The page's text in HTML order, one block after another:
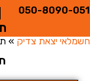
050-
יצאת צדיק »תיקון